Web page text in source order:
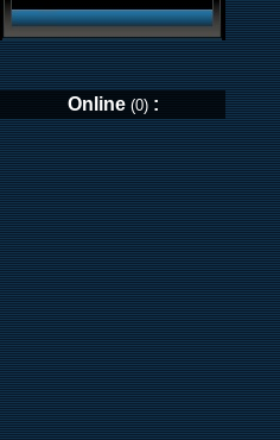
Online (0):